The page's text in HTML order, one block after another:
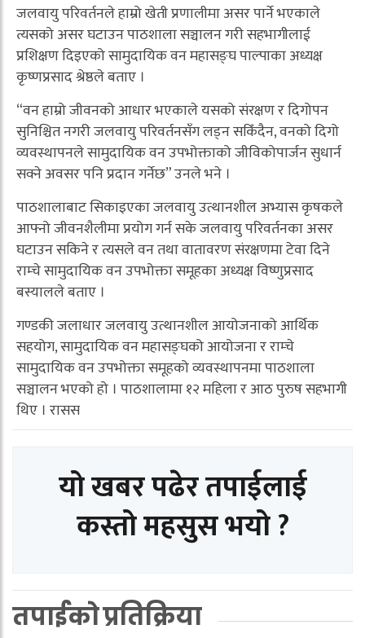
जलवायु परिवर्तनले हाम्रो खेती प्रणालीमा असर पार्ने भएकाले
त्यसको असर घटाउन पाठशाला सञ्चालन गरी सहभागीलाई
प्रशिक्षण दिइएको सामुदायिक वन महासङ्घ पाल्पाका अध्यक्ष
कृष्णप्रसाद श्रेष्ठले बताए ।
“वन हाम्रो जीवनको आधार भएकाले यसको संरक्षण र दिगोपन
सुनिश्चित नगरी जलवायु परिवर्तनसँग लड्न सकिँदैन, वनको दिगो
व्यवस्थापनले सामुदायिक वन उपभोक्ताको जीविकोपार्जन सुधार्न
सक्ने अवसर पनि प्रदान गर्नेछ” उनले भने ।
पाठशालाबाट सिकाइएका जलवायु उत्थानशील अभ्यास कृषकले
आफ्नो जीवनशैलीमा प्रयोग गर्न सके जलवायु परिवर्तनका असर
घटाउन सकिने र त्यसले वन तथा वातावरण संरक्षणमा टेवा दिने
राम्चे सामुदायिक वन उपभोक्ता समूहका अध्यक्ष विष्णुप्रसाद
बस्यालले बताए ।
गण्डकी जलाधार जलवायु उत्थानशील आयोजनाको आर्थिक
सहयोग, सामुदायिक वन महासङ्घको आयोजना र राम्चे
सामुदायिक वन उपभोक्ता समूहको व्यवस्थापनमा पाठशाला
सञ्चालन भएको हो । पाठशालामा १२ महिला र आठ पुरुष सहभागी
थिए । रासस
यो खबर पढेर तपाईलाई
कस्तो महसुस भयो ?
तपाईको प्रतिक्रिया